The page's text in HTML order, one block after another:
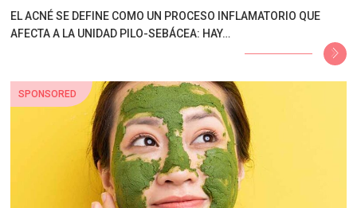
EL ACNÉ SE DEFINE COMO UN PROCESO INFLAMATORIO QUE
AFECTA A LA UNIDAD PILO-SEBÁCEA: HAY…
SPONSORED